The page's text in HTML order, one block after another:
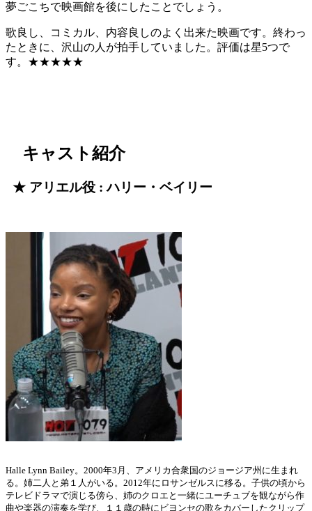
夢ごこちで映画館を後にしたことでしょう。
歌良し、コミカル、内容良しのよく出来た映画です。終わっ
たときに、沢山の人が拍手していました。評価は星5つで
す。★★★★★
キャスト紹介
★ アリエル役 : ハリー・ベイリー
Halle Lynn Bailey。2000年3月、アメリカ合衆国のジョージア州に生まれ
る。姉二人と弟１人がいる。2012年にロサンゼルスに移る。子供の頃から
テレビドラマで演じる傍ら、姉のクロエと一緒にユーチュブを観ながら作
曲や楽器の演奏を学び、１１歳の時にビヨンセの歌をカバーしたクリップ